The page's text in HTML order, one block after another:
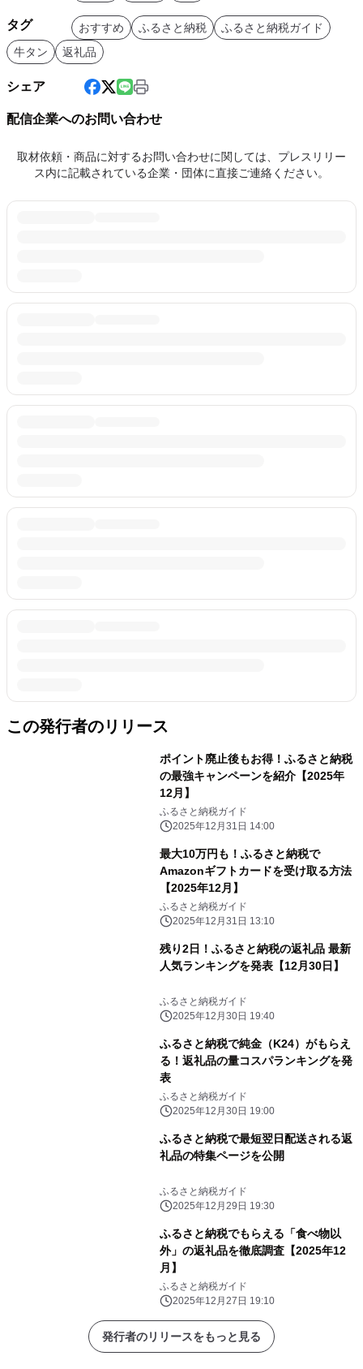
タグ おすすめ ふるさと納税
ふるさと納税ガイド
牛タン
返礼品
シェア
配信企業へのお問い合わせ
取材依頼・商品に対するお問い合わせに関しては、プレスリリー
ス内に記載されている企業・団体に直接ご連絡ください。
この発行者のリリース
ポイント廃止後もお得！ふるさと納税
の最強キャンペーンを紹介【2025年
12月】
ふるさと納税ガイド
2025年12月31日 14:00
最大10万円も！ふるさと納税で
Amazonギフトカードを受け取る方法
【2025年12月】
ふるさと納税ガイド
2025年12月31日 13:10
残り2日！ふるさと納税の返礼品 最新
人気ランキングを発表【12月30日】
ふるさと納税ガイド
2025年12月30日 19:40
ふるさと納税で純金（K24）がもらえ
る！返礼品の量コスパランキングを発
表
ふるさと納税ガイド
2025年12月30日 19:00
ふるさと納税で最短翌日配送される返
礼品の特集ページを公開
ふるさと納税ガイド
2025年12月29日 19:30
ふるさと納税でもらえる「食べ物以
外」の返礼品を徹底調査【2025年12
月】
ふるさと納税ガイド
2025年12月27日 19:10
発行者のリリースをもっと見る